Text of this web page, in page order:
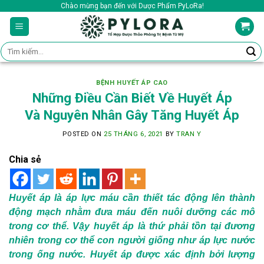
content
Chào mừng bạn đến với Dược Phẩm PyLoRa!
Tìm
kiếm:
BỆNH HUYẾT ÁP CAO
Những Điều Cần Biết Về Huyết Áp
Và Nguyên Nhân Gây Tăng Huyết Áp
POSTED ON 25 THÁNG 6, 2021 BYTRAN Y
Chia sẻ
Huyết áp là áp lực máu cần thiết tác động lên thành
động mạch nhằm đưa máu đến nuôi dưỡng các mô
trong cơ thể. Vậy huyết áp là thứ phải tồn tại đương
nhiên trong cơ thể con người giống như áp lực nước
trong ống nước. Huyết áp được xác định bởi lượng